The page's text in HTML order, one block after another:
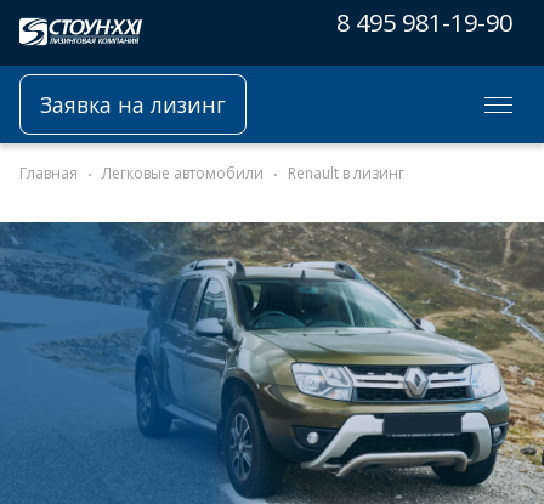
8 495 981-19-90
Заявка на лизинг
Главная Легковые автомобили Renault в лизинг